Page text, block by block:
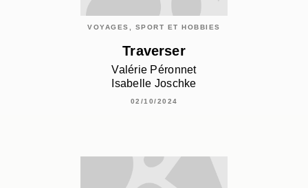
VOYAGES, SPORT ET HOBBIES
Traverser
Valérie Péronnet
Isabelle Joschke
02/10/2024